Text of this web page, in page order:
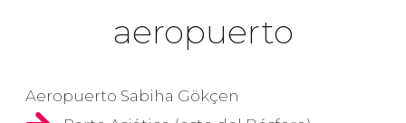
aeropuerto
Aeropuerto Sabiha Gökçen